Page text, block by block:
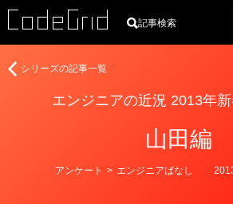
記事検索
エンジニアの近況 2013年
山田編
カ
アンケート > エンジニアばなし
者
エ
シリーズの記事一覧